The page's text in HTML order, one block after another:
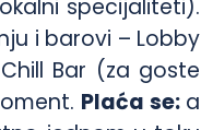
specijaliteti).
i barovi – Lobby
Bar (za goste
Plaća se: a